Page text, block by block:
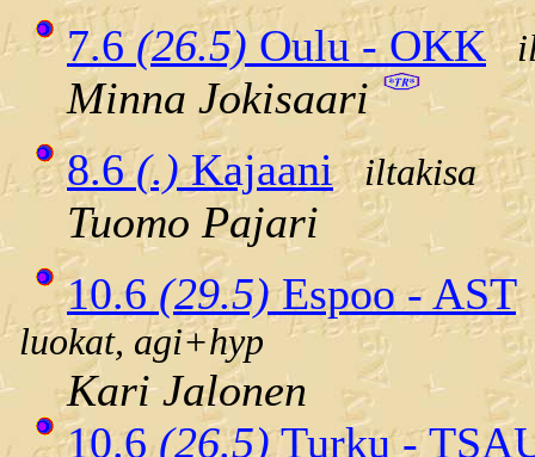
7.6(26.5) Oulu - OKK
Minna Jokisaari
8.6(.)Kajaani iltakisa
Tuomo Pajari
10.6 (29.5)Espoo - AST
luokat, agi+hyp
Kari Jalonen
10.6 (26.5)Turku -